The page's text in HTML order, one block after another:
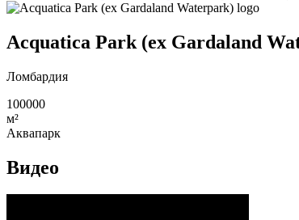
Acquatica Park (ex Gardaland
Ломбардия
100000
м²
Аквапарк
Видео